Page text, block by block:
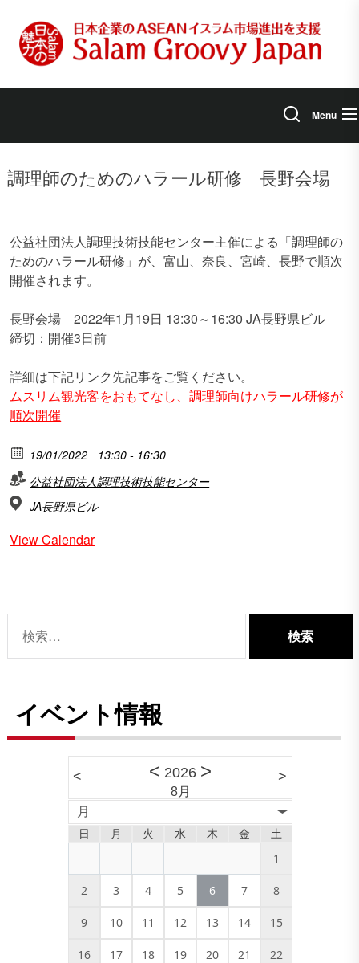
content
Menu
調理師のためのハラール研修 長野会場
公益社団法人調理技術技能センター主催による「調理師の
ためのハラール研修」が、富山、奈良、宮崎、長野で順次
開催されます。
長野会場 2022年1月19日 13:30～16:30 JA長野県ビル
締切：開催3日前
詳細は下記リンク先記事をご覧ください。
ムスリム観光客をおもてなし、調理師向けハラール研修が
順次開催
19/01/2022
13:30 - 16:30
公益社団法人調理技術技能センター
JA長野県ビル
View Calendar
索:
イベント情報
< < 2026 >
8月
>
月
日 月 火 水 木 金 土
1
2 3 4 5 6 7 8
9 10 11 12 13 14 15
16 17 18 19 20 21 22